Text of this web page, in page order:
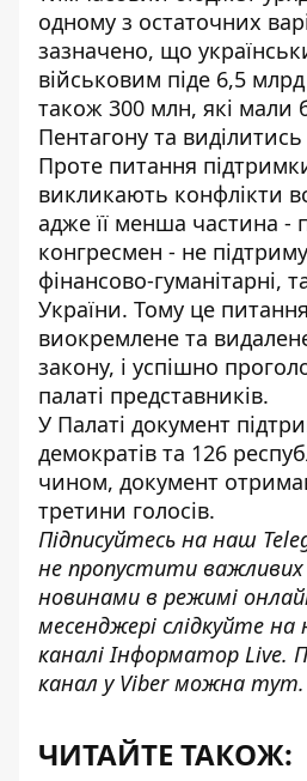
одному з остаточних
зазначено, що
військовим піде 6,5
також 300 млн, які мали
Пентагону та
Проте питання
викликають конфлікти
адже її менша частина -
конгресмен - не
фінансово-гуманітарні,
України. Тому це
виокремлене та
закону, і успішно
палаті представників.
У Палаті документ
демократів та 126
чином, документ
третини голосів.
Підписуйтесь на наш
не пропустити
новинами в режимі
месенджері слідкуйте
каналіІнформатор Live.
канал у Viber можна тут.
ЧИТАЙТЕ ТАКОЖ: